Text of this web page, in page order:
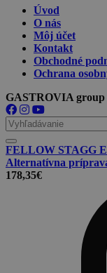
Úvod
O nás
Môj účet
Kontakt
Obchodné
Ochrana
GASTROVIA group
Vyhľadávanie
pre
FELLOW STAGG
Alternatívna
178,35€